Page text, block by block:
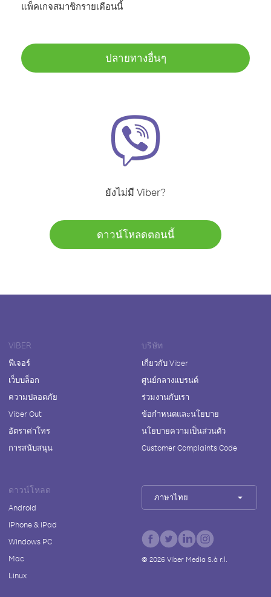
แพ็คเกจสมาชิกรายเดือนนี้
ปลายทางอื่นๆ
ยังไม่มี Viber?
ดาวน์โหลดตอนนี้
VIBER
ฟีเจอร์
เว็บบล็อก
ความปลอดภัย
Viber Out
อัตราค่าโทร
การสนับสนุน
บริษัท
เกี่ยวกับ Viber
ศูนย์กลางแบรนด์
ร่วมงานกับเรา
ข้อกำหนดและนโยบาย
นโยบายความเป็นส่วนตัว
Customer Complaints Code
ดาวน์โหลด
Android
iPhone & iPad
Windows PC
Mac
Linux
ภาษาไทย
© 2026Viber Media S.à r.l.